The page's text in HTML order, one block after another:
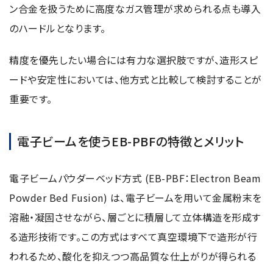
ン合金を扱うために高度なガス管理が求められる点も導入
のハードルとなります。
精度を優先したい場合には有力な選択肢ですが、造形スピ
ードや安定性においては、他方式と比較して検討することが
重要です。
電子ビームを使うEB-PBFの特徴とメリット
電子ビームパウダーベッド方式 (EB-PBF：Electron Beam
Powder Bed Fusion) は、電子ビームを用いて金属粉末を
溶融・凝固させながら、層ごとに積層して立体構造を形成す
る造形技術です。この方式はすべて真空環境下で造形が行
われるため、酸化を抑えつつ高品質な仕上がりが得られる